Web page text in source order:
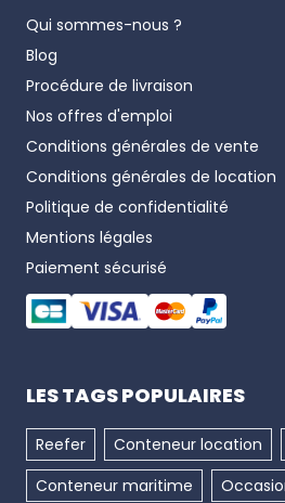
Qui sommes-nous ?
Blog
Procédure de livraison
Nos offres d'emploi
Conditions générales de vente
Conditions générales de location
Politique de confidentialité
Mentions légales
Paiement sécurisé
LES TAGS POPULAIRES
Reefer Conteneur location
Conteneur maritime